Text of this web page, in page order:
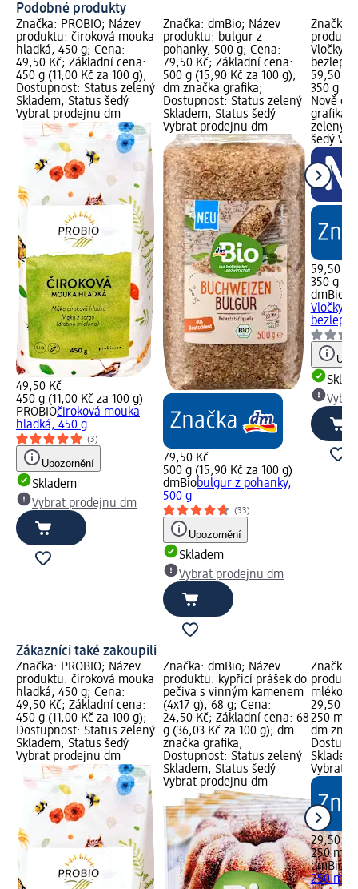
Podobné produkty
Značka: PROBIO; Název
produktu: čiroková mouka
hladká, 450 g; Cena:
49,50 Kč; Základní cena:
450 g (11,00 Kč za 100 g);
Dostupnost: Status zelený
Skladem, Status šedý
Vybrat prodejnu dm
49,50 Kč
450 g (11,00 Kč za 100 g)
PROBIOčiroková mouka
hladká, 450 g
(3)
Upozornění
Skladem
Vybrat prodejnu dm
Značka: dmBio; Název
produktu: bulgur z
pohanky, 500 g; Cena:
79,50 Kč; Základní cena:
500 g (15,90 Kč za 100 g);
dm značka grafika;
Dostupnost: Status zelený
Skladem, Status šedý
Vybrat prodejnu dm
79,50 Kč
500 g (15,90 Kč za 100 g)
dmBiobulgur z pohanky,
500 g
(33)
Upozornění
Skladem
Vybrat prodejnu dm
Značka:
Vločky
59,50
350 g
Nově
grafika;
zelený
šedý
59,50 Kč
350 g
dmBio
Vločky
Zákazníci také zakoupili
Značka: PROBIO; Název
produktu: čiroková mouka
hladká, 450 g; Cena:
49,50 Kč; Základní cena:
450 g (11,00 Kč za 100 g);
Dostupnost: Status zelený
Skladem, Status šedý
Vybrat prodejnu dm
Značka: dmBio; Název
produktu: kypřicí prášek do
pečiva s vinným kamenem
(4x17 g), 68 g; Cena:
24,50 Kč; Základní cena: 68
g (36,03 Kč za 100 g); dm
značka grafika;
Dostupnost: Status zelený
Skladem, Status šedý
Vybrat prodejnu dm
Značka:
mléko,
29,50
250 ml
dm
Vybrat
29,50 Kč
250 ml
dmBio
250 ml